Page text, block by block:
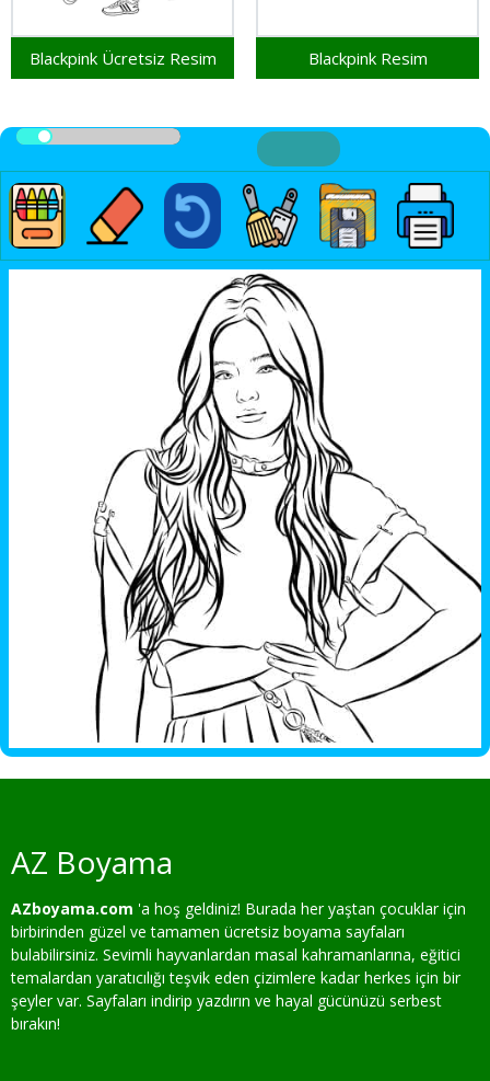
Blackpink Ücretsiz Resim Blackpink Resim
AZ Boyama
AZboyama.com 'a hoş geldiniz! Burada her yaştan çocuklar için
birbirinden güzel ve tamamen ücretsiz boyama sayfaları
bulabilirsiniz. Sevimli hayvanlardan masal kahramanlarına, eğitici
temalardan yaratıcılığı teşvik eden çizimlere kadar herkes için bir
şeyler var. Sayfaları indirip yazdırın ve hayal gücünüzü serbest
bırakın!